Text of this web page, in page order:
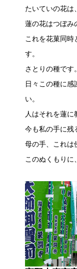
たいていの花は
蓮の花はつぼみ
これを花菓同時
す。
さとりの種です。
日々この種に
い。
人はそれを蓮に
今も私の手に残
母の手、これは
このぬくもりに